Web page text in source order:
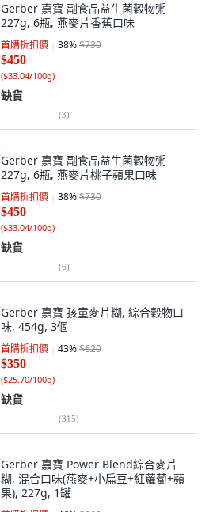
Gerber 嘉寶 副食品益生菌穀物粥
227g, 6瓶, 燕麥片香蕉口味
首購折扣價 38%$730
$450
($33.04/100g)
缺貨
(3)
Gerber 嘉寶 副食品益生菌穀物粥
227g, 6瓶, 燕麥片桃子蘋果口味
首購折扣價 38%$730
$450
($33.04/100g)
缺貨
(6)
Gerber 嘉寶 孩童麥片糊, 綜合穀物口
味, 454g, 3個
首購折扣價 43%$620
$350
($25.70/100g)
缺貨
(315)
Gerber 嘉寶 Power Blend綜合麥片
糊, 混合口味(燕麥+小扁豆+紅蘿蔔+蘋
果), 227g, 1罐